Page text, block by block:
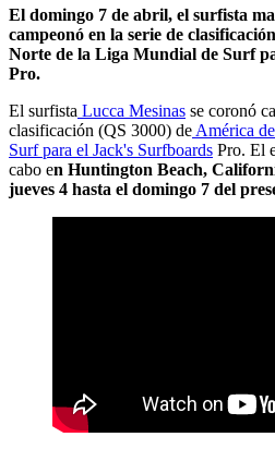
El domingo 7 de abril, el surfista
campeonó en la serie de
Norte de la Liga Mundial de Surf
Pro.
El surfista Lucca Mesinas se coronó
clasificación (QS 3000) de América
Surf para el Jack's Surfboards Pro. El
cabo en Huntington Beach,
jueves 4 hasta el domingo 7 del